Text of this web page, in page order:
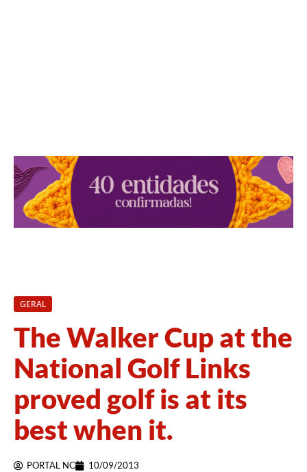
GERAL
The Walker Cup at the
National Golf Links
proved golf is at its
best when it.
PORTAL NC 10/09/2013